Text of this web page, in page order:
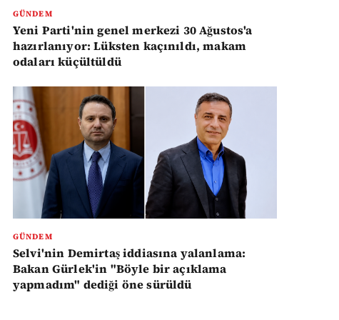
GÜNDEM
Yeni Parti'nin genel merkezi 30 Ağustos'a
hazırlanıyor: Lüksten kaçınıldı, makam
odaları küçültüldü
GÜNDEM
Selvi'nin Demirtaş iddiasına yalanlama:
Bakan Gürlek'in "Böyle bir açıklama
yapmadım" dediği öne sürüldü